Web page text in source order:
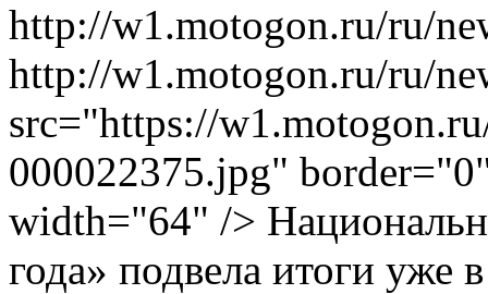
http://w1.motogon.ru/ru/
http://w1.motogon.ru/ru/
src="https://
000022375.jpg"
width="64" />
года» подвела итоги уже